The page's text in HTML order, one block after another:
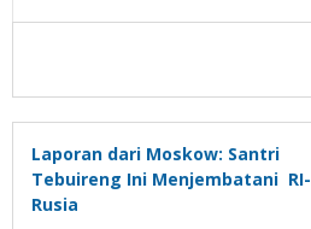
Laporan dari Moskow: Santri
Tebuireng Ini Menjembatani RI-
Rusia